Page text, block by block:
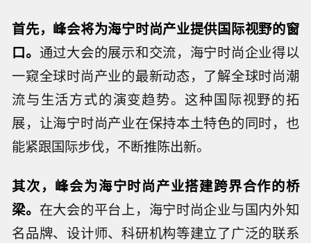
首先，峰会将为海宁时尚产业提供国际视野的窗
口。 通过大会的展示和交流，海宁时尚企业得以
一窥全球时尚产业的最新动态，了解全球时尚潮
流与生活方式的演变趋势。这种国际视野的拓
展，让海宁时尚产业在保持本土特色的同时，也
能紧跟国际步伐，不断推陈出新。
其次，峰会为海宁时尚产业搭建跨界合作的桥
梁。 在大会的平台上，海宁时尚企业与国内外知
名品牌、设计师、科研机构等建立了广泛的联系